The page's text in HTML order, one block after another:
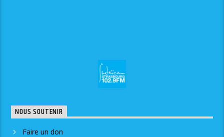
NOUS SOUTENIR
Faire un don